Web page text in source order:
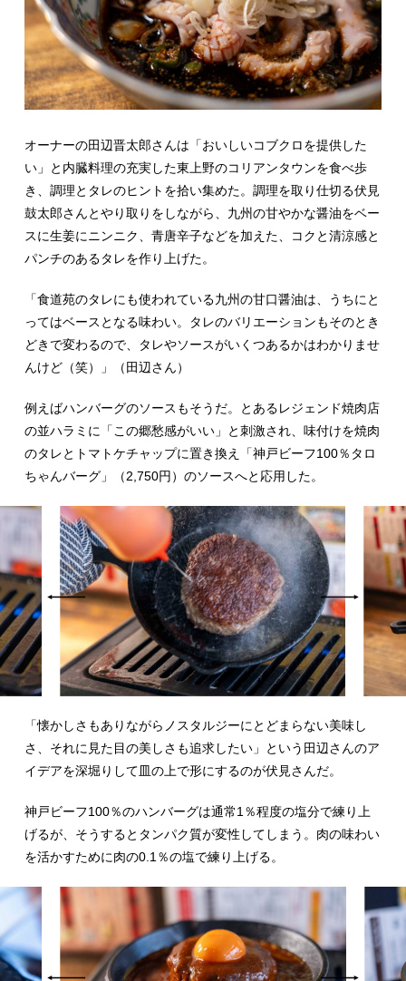
オーナーの田辺晋太郎さんは「おいしいコブクロを提供した
い」と内臓料理の充実した東上野のコリアンタウンを食べ歩
き、調理とタレのヒントを拾い集めた。調理を取り仕切る伏見
鼓太郎さんとやり取りをしながら、九州の甘やかな醤油をベー
スに生姜にニンニク、青唐辛子などを加えた、コクと清涼感と
パンチのあるタレを作り上げた。
「食道苑のタレにも使われている九州の甘口醤油は、うちにと
ってはベースとなる味わい。タレのバリエーションもそのとき
どきで変わるので、タレやソースがいくつあるかはわかりませ
んけど（笑）」（田辺さん）
例えばハンバーグのソースもそうだ。とあるレジェンド焼肉店
の並ハラミに「この郷愁感がいい」と刺激され、味付けを焼肉
のタレとトマトケチャップに置き換え「神戸ビーフ100％タロ
ちゃんバーグ」（2,750円）のソースへと応用した。
「懐かしさもありながらノスタルジーにとどまらない美味し
さ、それに見た目の美しさも追求したい」という田辺さんのア
イデアを深堀りして皿の上で形にするのが伏見さんだ。
神戸ビーフ100％のハンバーグは通常1％程度の塩分で練り上
げるが、そうするとタンパク質が変性してしまう。肉の味わい
を活かすために肉の0.1％の塩で練り上げる。